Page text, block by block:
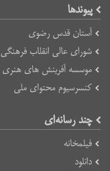
پیوند‌ها
آستان قدس رضوی
شورای عالی انقلاب فرهنگی
موسسه آفرینش های هنری
کنسرسیوم محتوای ملی
چند رسانه‌ای
فیلمخانه
دانلود